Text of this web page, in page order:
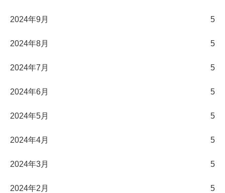
2024年9月 5
2024年8月 5
2024年7月 5
2024年6月 5
2024年5月 5
2024年4月 5
2024年3月 5
2024年2月 5